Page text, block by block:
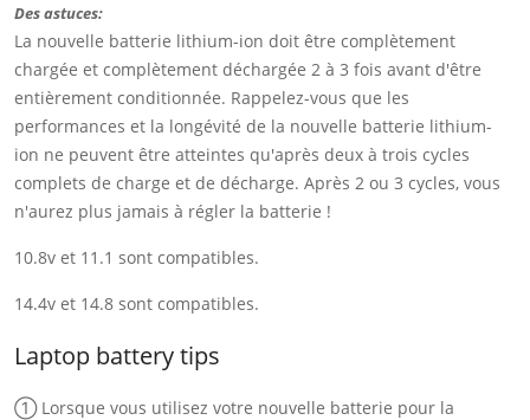
Des astuces:
La nouvelle batterie lithium-ion doit être complètement
chargée et complètement déchargée 2 à 3 fois avant d'être
entièrement conditionnée. Rappelez-vous que les
performances et la longévité de la nouvelle batterie lithium-
ion ne peuvent être atteintes qu'après deux à trois cycles
complets de charge et de décharge. Après 2 ou 3 cycles, vous
n'aurez plus jamais à régler la batterie !
10.8v et 11.1 sont compatibles.
14.4v et 14.8 sont compatibles.
Laptop battery tips
① Lorsque vous utilisez votre nouvelle batterie pour la